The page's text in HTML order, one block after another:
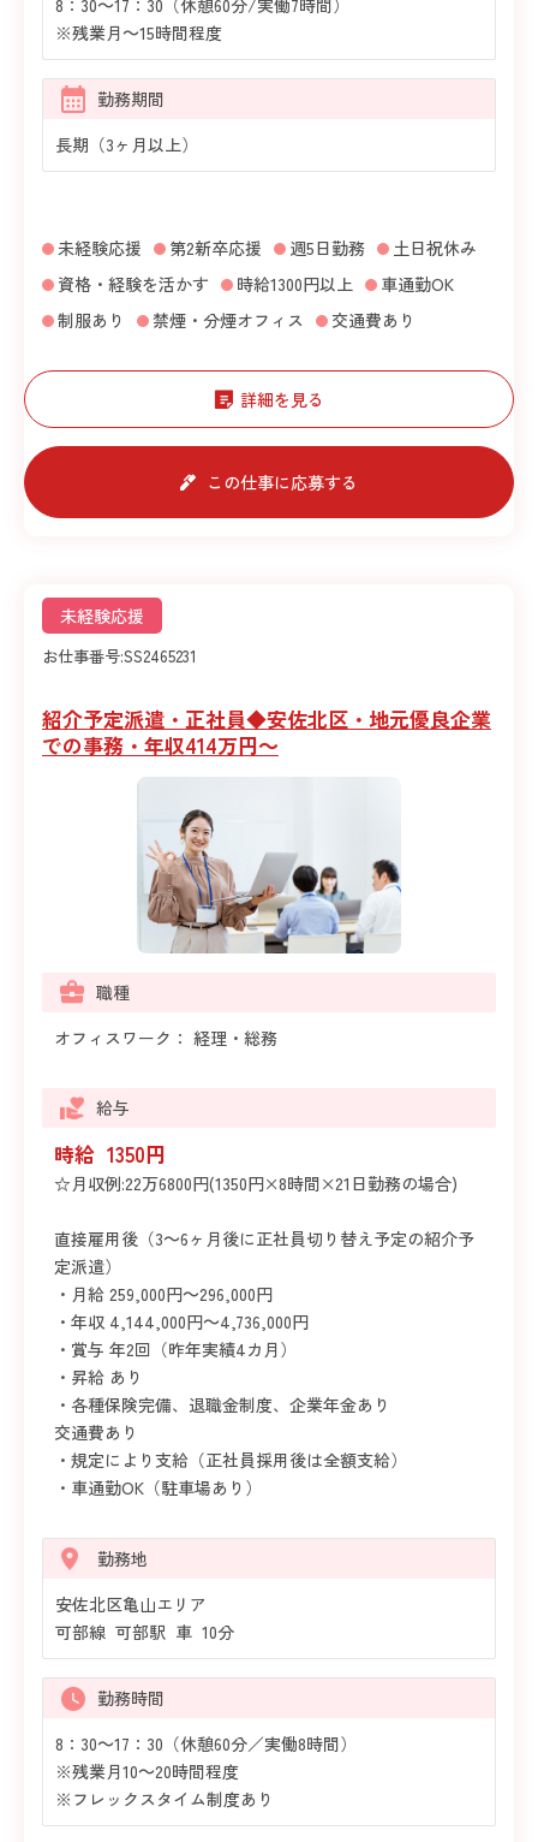
8：30～17：30（休憩60分/実働7時間）
※残業月～15時間程度
勤務期間
長期（3ヶ月以上）
未経験応援 第2新卒応援 週5日勤務
土日祝休み
資格・経験を活かす
時給1300円以上
車通勤OK
制服あり
禁煙・分煙オフィス 交通費あり
詳細を見る
この仕事に応募する
未経験応援
お仕事番号:SS2465231
紹介予定派遣・正社員◆安佐北区・地元優良企業
での事務・年収414万円～
職種
オフィスワーク： 経理・総務
給与
時給 1350円
☆月収例:22万6800円(1350円×8時間×21日勤務の場合)
直接雇用後（3～6ヶ月後に正社員切り替え予定の紹介予
定派遣）
・月給 259,000円～296,000円
・年収 4,144,000円～4,736,000円
・賞与 年2回（昨年実績4カ月）
・昇給 あり
・各種保険完備、退職金制度、企業年金あり
交通費あり
・規定により支給（正社員採用後は全額支給）
・車通勤OK（駐車場あり）
勤務地
安佐北区亀山エリア
可部線 可部駅 車 10分
勤務時間
8：30～17：30（休憩60分／実働8時間）
※残業月10～20時間程度
※フレックスタイム制度あり